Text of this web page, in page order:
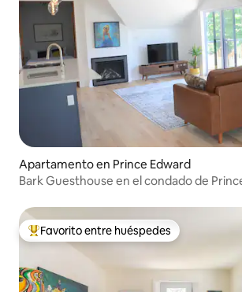
Apartamento en Prince Edward
Bark Guesthouse en el condado de
Favorito entre huéspedes preferido
Favorito entre huéspedes